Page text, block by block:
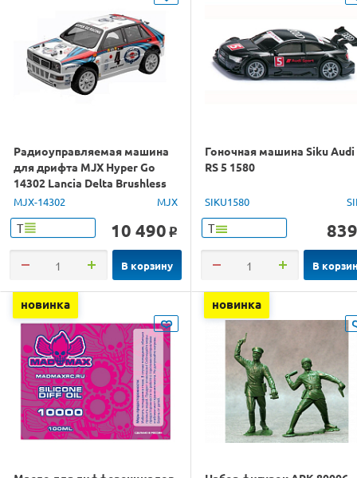
Радиоуправляемая машина
для дрифта MJX Hyper Go
14302 Lancia Delta Brushless
4WD 2.4G LED 1/14 RTR
MJX-14302 MJX
Т 10 490 o
В корзину
Гоночная машина Siku Audi
RS 5 1580
SIKU1580
Т 839
В
новинка новинка